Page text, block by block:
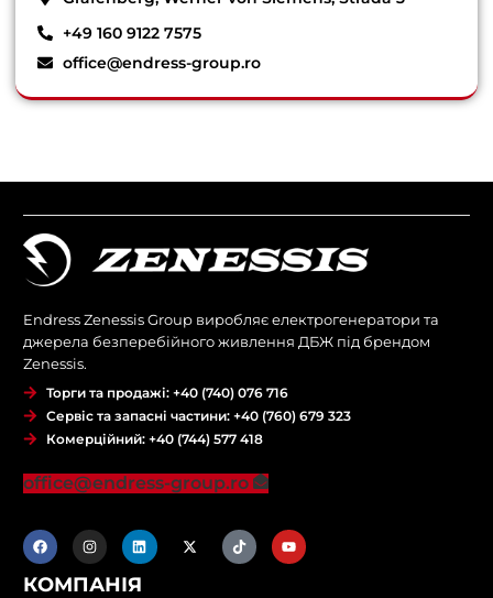
+49 160 9122 7575
office@endress-group.ro
Endress Zenessis Group виробляє електрогенератори та
джерела безперебійного живлення ДБЖ під брендом
Zenessis.
Торги та продажі: +40 (740) 076 716
Сервіс та запасні частини: +40 (760) 679 323
Комерційний: +40 (744) 577 418
office@endress-group.ro
КОМПАНІЯ